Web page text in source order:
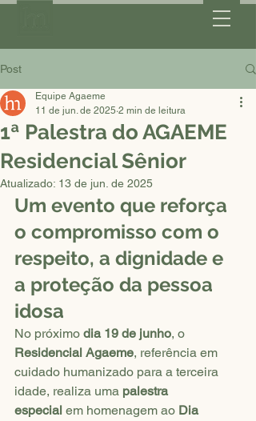
Post
1ª Palestra do AGAEME
Residencial Sênior
Equipe Agaeme
11 de jun. de 2025 2 min de leitura
Atualizado: 13 de jun. de 2025
Um evento que reforça
o compromisso com o
respeito, a dignidade e
a proteção da pessoa
idosa
No próximo dia 19 de junho, o
Residencial Agaeme, referência em
cuidado humanizado para a terceira
idade, realiza uma palestra
especial em homenagem ao Dia